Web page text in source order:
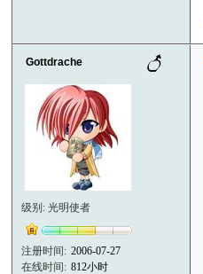
Gottdrache
级别: 光明使者
注册时间: 2006-07-27
在线时间: 812小时